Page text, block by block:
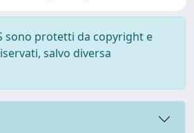
sono protetti da copyright e
salvo diversa